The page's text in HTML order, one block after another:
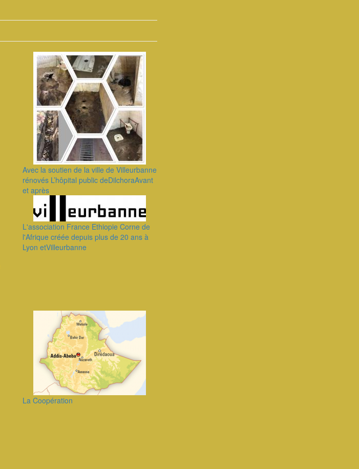
Avec la soutien de la ville de Villeurbanne
rénovés L’hôpital public deDilchoraAvant
et après
L'association France Ethiopie Corne de
l'Afrique créée depuis plus de 20 ans à
Lyon etVilleurbanne
La Coopération